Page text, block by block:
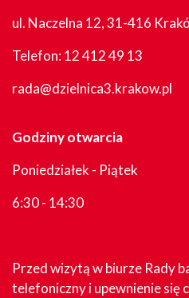
ul. Naczelna 12, 31-416
Telefon:12 412 49 13
rada@dzielnica3.krakow.pl
Godziny otwarcia
Poniedziałek - Piątek
6:30 - 14:30
Przed wizytą w biurze Rady
telefoniczny i upewnienie się